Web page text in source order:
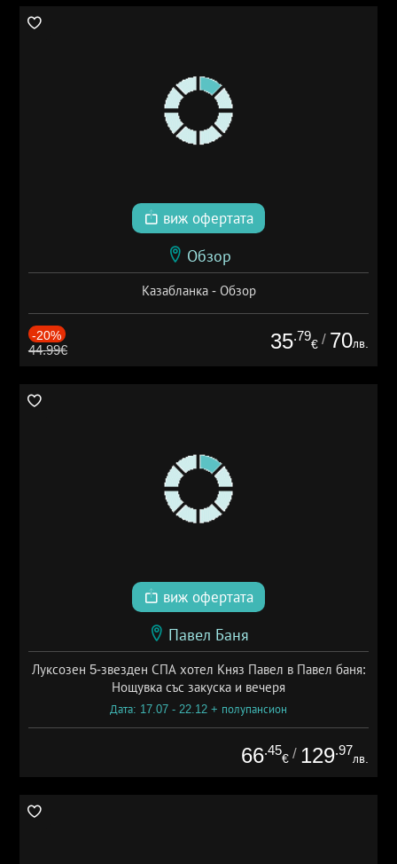
виж офертата
Обзор
Казабланка - Обзор
-20%
44.99€ 35.79
€ / 70лв.
виж офертата
Павел Баня
Луксозен 5-звезден СПА хотел Княз Павел в Павел баня:
Нощувка със закуска и вечеря
Дата: 17.07 - 22.12 + полупансион
66.45
€ / 129.97
лв.